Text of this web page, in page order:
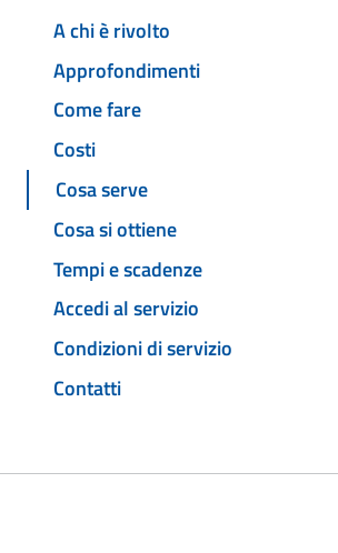
A chi è rivolto
Approfondimenti
Come fare
Costi
Cosa serve
Cosa si ottiene
Tempi e scadenze
Accedi al servizio
Condizioni di servizio
Contatti